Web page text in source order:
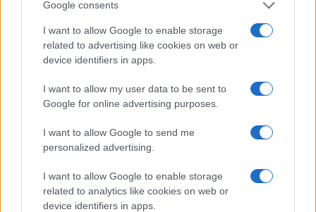
Google consents
I want to allow Google to enable storage
related to advertising like cookies on web or
device identifiers in apps.
I want to allow my user data to be sent to
Google for online advertising purposes.
I want to allow Google to send me
personalized advertising.
I want to allow Google to enable storage
related to analytics like cookies on web or
device identifiers in apps.
Continua a leggere
B2B NEWS